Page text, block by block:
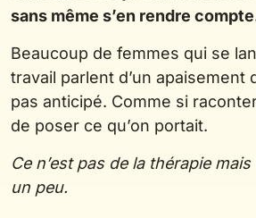
sans même s’en rendre
Beaucoup de femmes qui se
travail parlent d’un apaisement
pas anticipé. Comme si
de poser ce qu’on portait.
Ce n’est pas de la thérapie
un peu.